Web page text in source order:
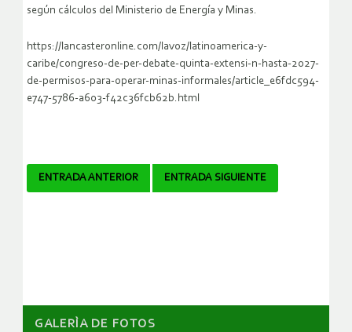
según cálculos del Ministerio de Energía y Minas.
https://lancasteronline.com/lavoz/latinoamerica-y-
caribe/congreso-de-per-debate-quinta-extensi-n-hasta-2027-
de-permisos-para-operar-minas-informales/article_e6fdc594-
e747-5786-a603-f42c36fcb62b.html
Navegador
ENTRADA ANTERIOR ENTRADA SIGUIENTE
GALERÌA DE FOTOS